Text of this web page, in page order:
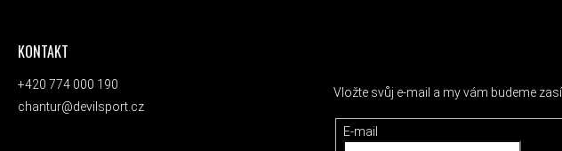
KONTAKT
+420 774 000 190
chantur@devilsport.cz
Vložte svůj e-mail a my vám budeme
E-mail